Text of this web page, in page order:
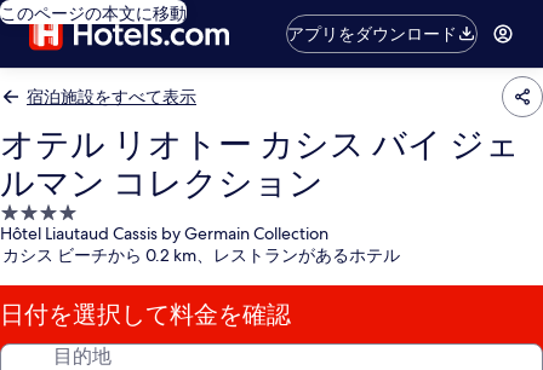
このページの本文に移動
アプリをダウンロード
宿泊施設をすべて表示
オテル リオトー カシス バイ ジェ
ルマン コレクション
4.0
つ
星
宿
泊
施
Hôtel Liautaud Cassis by Germain Collection
カシス ビーチから 0.2 km、レストランがあるホテル
日付を選択して料金を確認
目的地